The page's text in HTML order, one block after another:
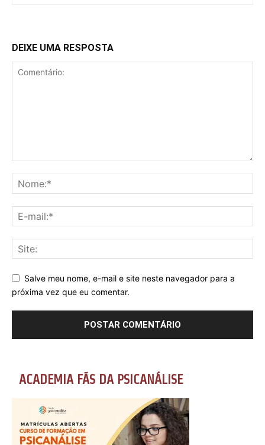
DEIXE UMA RESPOSTA
Salve meu nome, e-mail e site neste navegador para a
próxima vez que eu comentar.
ACADEMIA FÃS DA PSICANÁLISE